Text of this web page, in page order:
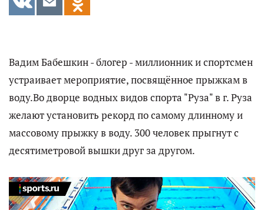
Вадим Бабешкин - блогер - миллионник и спортсмен
устраивает мероприятие, посвящённое прыжкам в
воду.Во дворце водных видов спорта "Руза" в г. Руза
желают установить рекорд по самому длинному и
массовому прыжку в воду. 300 человек прыгнут с
десятиметровой вышки друг за другом.